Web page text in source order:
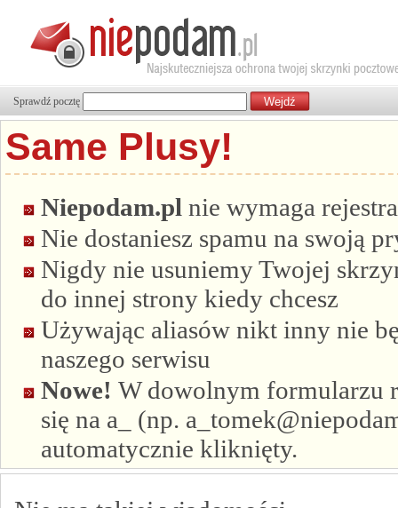
Sprawdź pocztę
Same Plusy!
Niepodam.pl nie wymaga
Nie dostaniesz spamu na swoją
Nigdy nie usuniemy Twojej
do innej strony kiedy chcesz
Używając aliasów nikt inny nie
naszego serwisu
Nowe! W dowolnym formularzu
się na a_ (np.
automatycznie kliknięty.